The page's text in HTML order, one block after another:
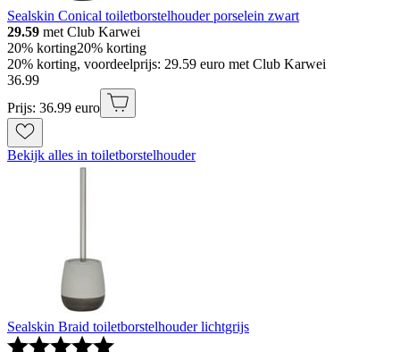
Sealskin Conical toiletborstelhouder porselein zwart
29.59 met Club Karwei
20% korting20% korting
20% korting, voordeelprijs: 29.59 euro met Club Karwei
36.99
Prijs: 36.99 euro
Bekijk alles in toiletborstelhouder
Sealskin Braid toiletborstelhouder lichtgrijs